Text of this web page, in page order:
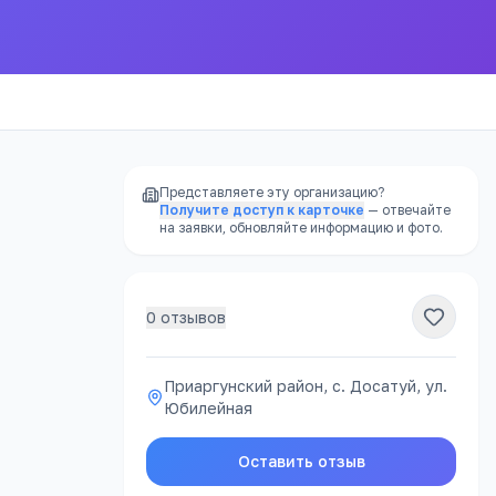
Представляете эту организацию?
Получите доступ к карточке — отвечайте
на заявки, обновляйте информацию и фото.
0 отзывов
Приаргунский район, с. Досатуй, ул.
Юбилейная
Оставить отзыв